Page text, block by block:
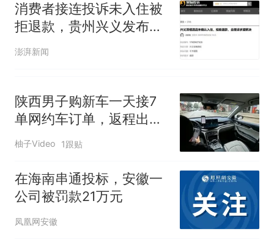
消费者接连投诉未入住被
拒退款，贵州兴义发布规
范住宿价格行为提醒告诫
澎湃新闻
陕西男子购新车一天接7
单网约车订单，返程出事
故保险拒赔
柚子Video 1跟贴
在海南串通投标，安徽一
公司被罚款21万元
凤凰网安徽